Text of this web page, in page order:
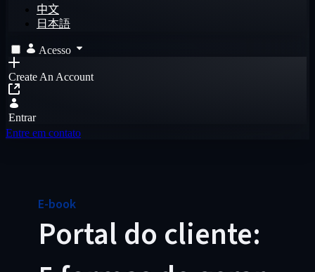
中文
日本語
Acesso
Create An Account
Entrar
Entre em contato
E-book
Portal do cliente: